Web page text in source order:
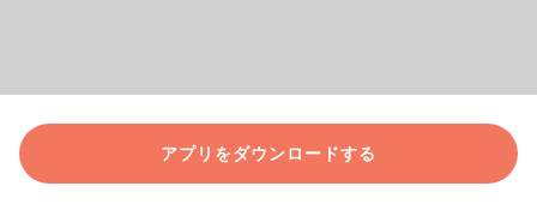
アプリをダウンロードする